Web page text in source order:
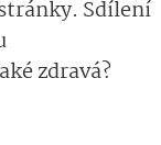
Sdílení
zdravá?